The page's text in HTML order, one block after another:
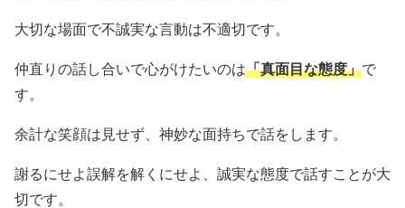
大切な場面で不誠実な言動は不適切です。
仲直りの話し合いで心がけたいのは「真面目な態度」で
す。
余計な笑顔は見せず、神妙な面持ちで話をします。
謝るにせよ誤解を解くにせよ、誠実な態度で話すことが大
切です。